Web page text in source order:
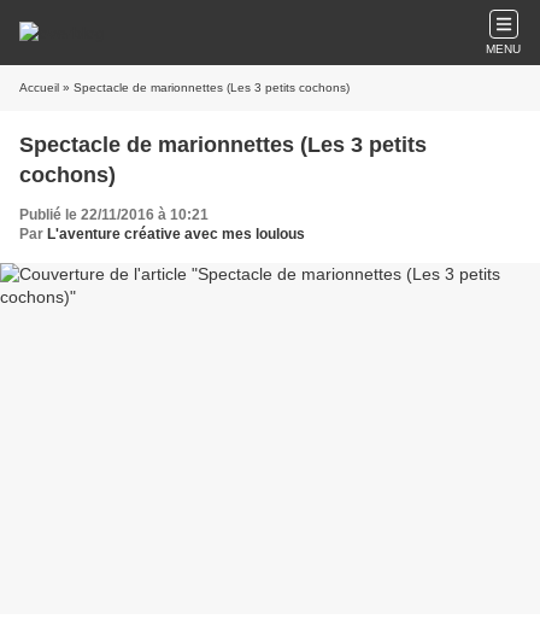
MENU
Accueil » Spectacle de marionnettes (Les 3 petits cochons)
Spectacle de marionnettes (Les 3 petits
cochons)
Publié le 22/11/2016 à 10:21
Par L'aventure créative avec mes loulous